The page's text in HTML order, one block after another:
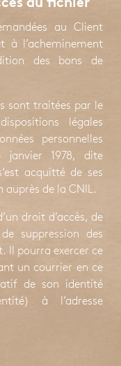
au fichier
au Client
à l’acheminement
des bons de
sont traitées par le
légales
personnelles
1978, dite
acquitté de ses
de la CNIL.
droit d’accès, de
suppression des
Il pourra exercer ce
un courrier en ce
de son identité
à l’adresse